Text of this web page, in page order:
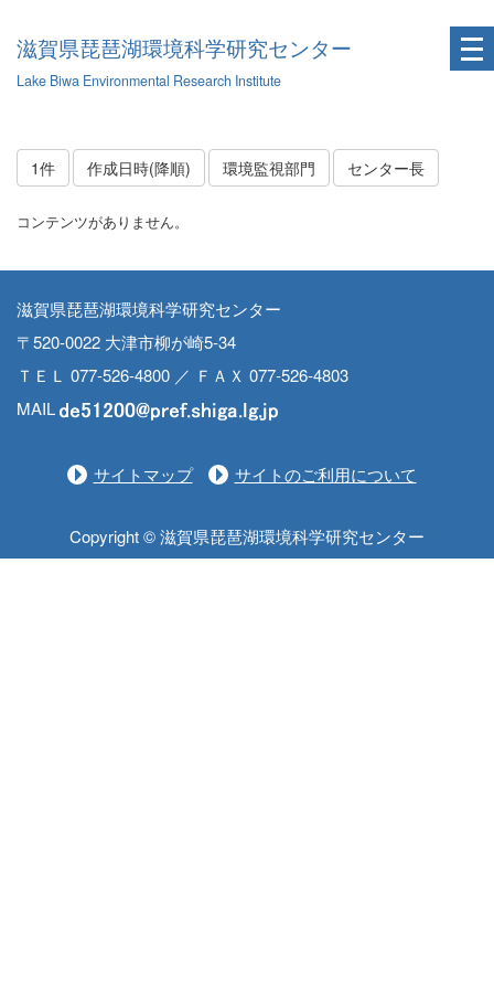
滋賀県琵琶湖環境科学研究センター
Lake Biwa Environmental Research Institute
1件 作成日時(降順) 環境監視部門 センター長
コンテンツがありません。
滋賀県琵琶湖環境科学研究センター
〒520-0022 大津市柳が崎5-34
ＴＥＬ 077-526-4800 ／ ＦＡＸ 077-526-4803
MAIL
サイトマップ サイトのご利用について
Copyright © 滋賀県琵琶湖環境科学研究センター